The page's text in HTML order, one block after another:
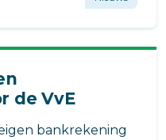
de VvE
bankrekening